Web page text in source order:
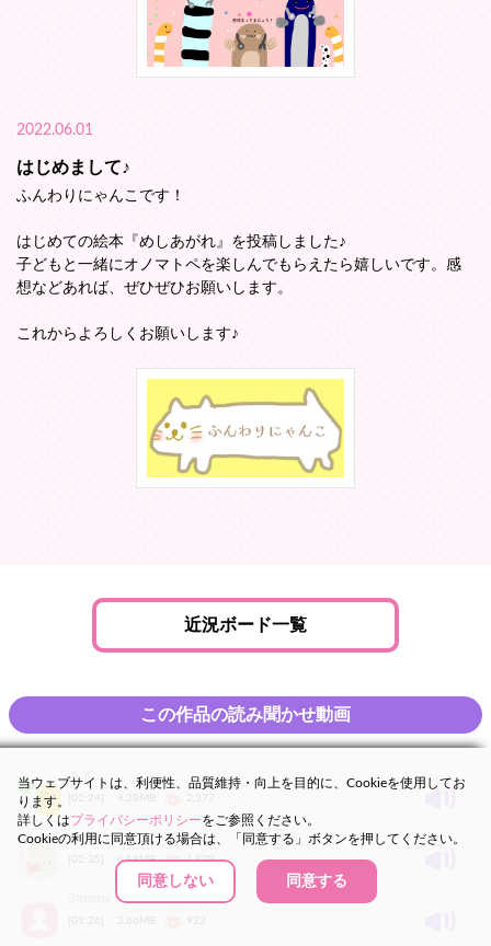
2022.06.01
はじめまして♪
ふんわりにゃんこです！
はじめての絵本『めしあがれ』を投稿しました♪
子どもと一緒にオノマトペを楽しんでもらえたら嬉しいです。感
想などあれば、ぜひぜひお願いします。
これからよろしくお願いします♪
近況ボード一覧
この作品の読み聞かせ動画
あず
4.28MB 2,377
なまりー
[02:35] 4.59MB 1,829
当ウェブサイトは、利便性、品質維持・向上を目的に、Cookieを使用してお
ります。
詳しくはプライバシーポリシーをご参照ください。
Cookieの利用に同意頂ける場合は、「同意する」ボタンを押してください。
同意しない 同意する